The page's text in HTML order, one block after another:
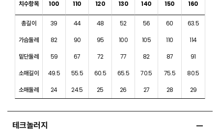
치수항목 100 110 120 130 140 150 160
총길이 39 44 48 52 56 60
63.5
가슴둘레
82 90 95 100 105 110
114
밑단둘레
59 67 72 77 82 87
91
소매길이
49.5 55.5 60.5 65.5 70.5 75.5
80.5
소매둘레
24 24.5 25 26 27 28 29
테크놀러지